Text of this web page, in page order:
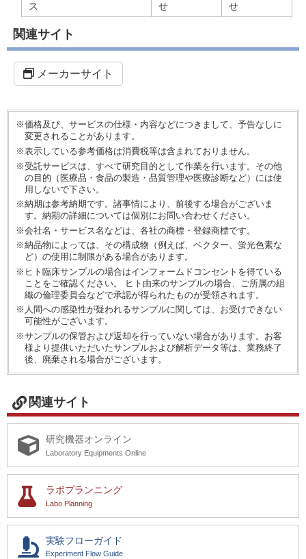
ス
せ
せ
関連サイト
メーカーサイト
※価格及び、サービスの仕様・内容などにつきまして、予告なしに
変更されることがあります。
※表示している参考価格は消費税等は含まれておりません。
※受託サービスは、すべて研究目的として作業を行います。その他
の目的（医療品・食品の製造・品質管理や医療診断など）には使
用しないで下さい。
※納期は参考納期です。諸事情により、前後する場合がございま
す。納期の詳細については個別にお問い合わせください。
※会社名・サービス名などは、各社の商標・登録商標です。
※納品物によっては、その構成物（例えば、ベクター、蛍光色素な
ど）の使用に制限がある場合があります。
※ヒト臨床サンプルの場合はインフォームドコンセントを得ている
ことをご確認ください。 ヒト由来のサンプルの場合、ご所属の組
織の倫理委員会などで承認が得られたものが受領されます。
※人間への感染性が疑われるサンプルに関しては、お受けできない
可能性がございます。
※サンプルの保管および返却を行っていない場合があります。お客
様より提供いただいたサンプルおよび解析データ等は、業務終了
後、廃棄される場合がございます。
関連サイト
研究機器オンライン
Laboratory Equipments Online
ラボプランニング
Labo Planning
実験フローガイド
Experiment Flow Guide